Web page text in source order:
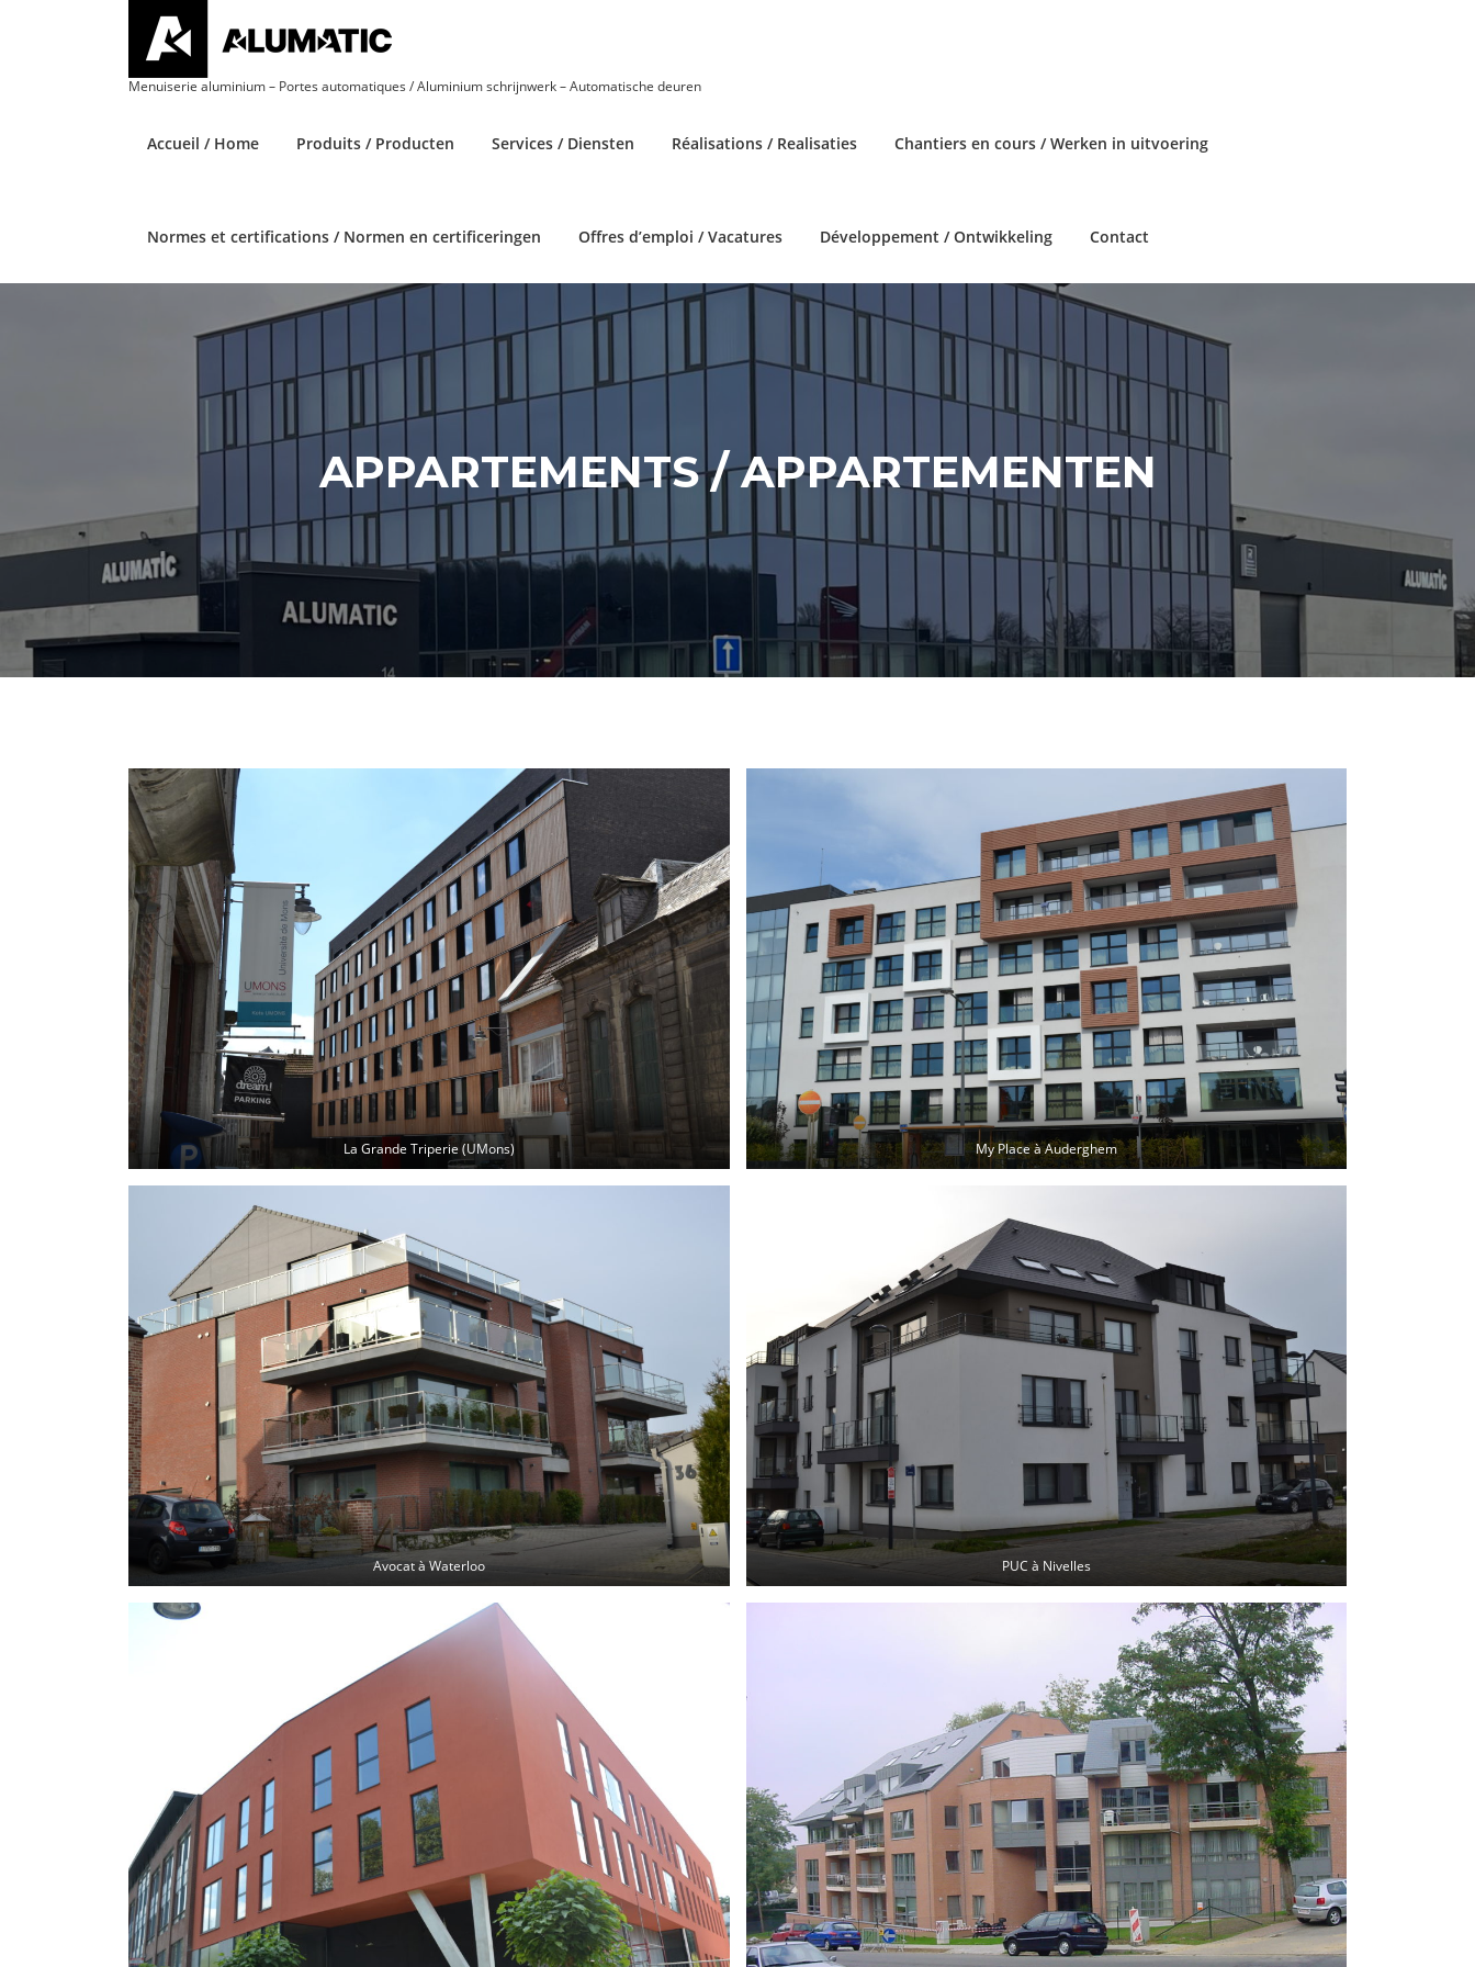
Menuiserie aluminium – Portes automatiques / Aluminium schrijnwerk – Automatische deuren
Accueil / Home Produits / Producten Services / Diensten Réalisations / Realisaties Chantiers en cours / Werken in uitvoering
Normes et certifications / Normen en certificeringen Offres d’emploi / Vacatures Développement / Ontwikkeling Contact
APPARTEMENTS / APPARTEMENTEN
La Grande Triperie (UMons) My Place à Auderghem
Avocat à Waterloo PUC à Nivelles